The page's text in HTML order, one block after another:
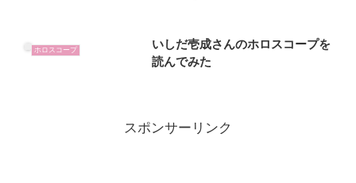
ホロスコープ
いしだ壱成さんのホロスコープを
読んでみた
スポンサーリンク